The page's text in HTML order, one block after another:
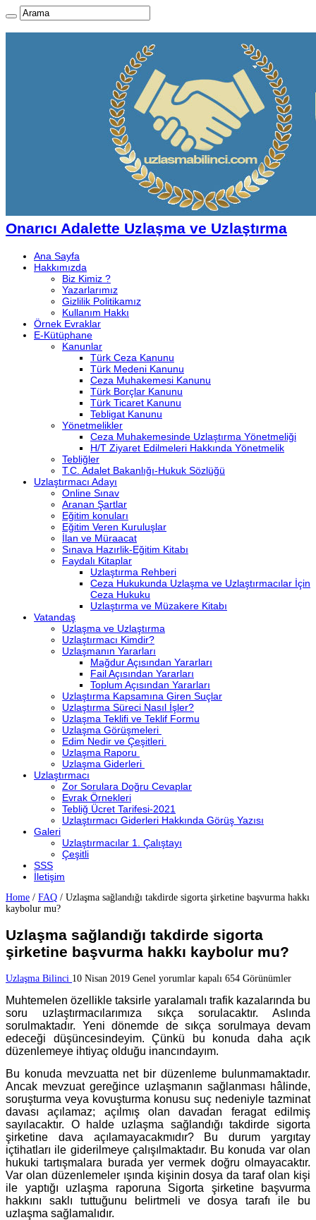
Onarıcı Adalette Uzlaşma ve Uzlaştırma
Ana Sayfa
Hakkımızda
Biz Kimiz ?
Yazarlarımız
Gizlilik Politikamız
Kullanım Hakkı
Örnek Evraklar
E-Kütüphane
Kanunlar
Türk Ceza Kanunu
Türk Medeni Kanunu
Ceza Muhakemesi Kanunu
Türk Borçlar Kanunu
Türk Ticaret Kanunu
Tebligat Kanunu
Yönetmelikler
Ceza Muhakemesinde Uzlaştırma Yönetmeliği
H/T Ziyaret Edilmeleri Hakkında Yönetmelik
Tebliğler
T.C. Adalet Bakanlığı-Hukuk Sözlüğü
Uzlaştırmacı Adayı
Online Sınav
Aranan Şartlar
Eğitim konuları
Eğitim Veren Kuruluşlar
İlan ve Müraacat
Sınava Hazırlik-Eğitim Kitabı
Faydalı Kitaplar
Uzlaştırma Rehberi
Ceza Hukukunda Uzlaşma ve Uzlaştırmacılar İçin
Ceza Hukuku
Uzlaştırma ve Müzakere Kitabı
Vatandaş
Uzlaşma ve Uzlaştırma
Uzlaştırmacı Kimdir?
Uzlaşmanın Yararları
Mağdur Açısından Yararları
Fail Açısından Yararları
Toplum Açısından Yararları
Uzlaştırma Kapsamına Giren Suçlar
Uzlaştırma Süreci Nasıl İşler?
Uzlaşma Teklifi ve Teklif Formu
Uzlaşma Görüşmeleri
Edim Nedir ve Çeşitleri
Uzlaşma Raporu
Uzlaşma Giderleri
Uzlaştırmacı
Zor Sorulara Doğru Cevaplar
Evrak Örnekleri
Tebliğ Ücret Tarifesi-2021
Uzlaştırmacı Giderleri Hakkında Görüş Yazısı
Galeri
Uzlaştırmacılar 1. Çalıştayı
Çeşitli
SSS
İletişim
Home / FAQ / Uzlaşma sağlandığı takdirde sigorta şirketine başvurma hakkı
kaybolur mu?
Uzlaşma sağlandığı takdirde sigorta
şirketine başvurma hakkı kaybolur mu?
Uzlaşma Bilinci 10 Nisan 2019 Genel Uzlaşma
takdirde
sigorta
şirketine
başvurma
hakkı
kaybolur
mu?
için
yorumlar kapalı 654 Görünümler
Muhtemelen özellikle taksirle yaralamalı trafik kazalarında bu
soru uzlaştırmacılarımıza sıkça sorulacaktır. Aslında
sorulmaktadır. Yeni dönemde de sıkça sorulmaya devam
edeceği düşüncesindeyim. Çünkü bu konuda daha açık
düzenlemeye ihtiyaç olduğu inancındayım.
Bu konuda mevzuatta net bir düzenleme bulunmamaktadır.
Ancak mevzuat gereğince uzlaşmanın sağlanması hâlinde,
soruşturma veya kovuşturma konusu suç nedeniyle tazminat
davası açılamaz; açılmış olan davadan feragat edilmiş
sayılacaktır. O halde uzlaşma sağlandığı takdirde sigorta
şirketine dava açılamayacakmıdır? Bu durum yargıtay
içtihatları ile giderilmeye çalışılmaktadır. Bu konuda var olan
hukuki tartışmalara burada yer vermek doğru olmayacaktır.
Var olan düzenlemeler ışında kişinin dosya da taraf olan kişi
ile yaptığı uzlaşma raporuna Sigorta şirketine başvurma
hakkını saklı tuttuğunu belirtmeli ve dosya tarafı ile bu
uzlaşma sağlamalıdır.